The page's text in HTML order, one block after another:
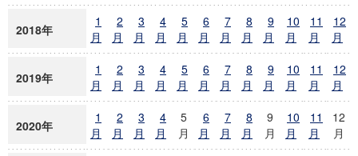
科学研究費補助金研究成果報告書
21世紀COEプログラム
慶應義塾大学グローバルCOEプログラム市民社会ガバナン
博士課程教育リーディングプログラム「超成熟社会発展のサ
学術雑誌掲載論文等(8)
その他
2018年
1
月
2
月
3
月
4
月
5
月
6
月
7
月
8
月
9
月
10
月
11
月
12
月
2019年
1
月
2
月
3
月
4
月
5
月
6
月
7
月
8
月
9
月
10
月
11
月
12
月
2020年
1
月
2
月
3
月
4
月
5
月
6
月
7
月
8
月
9
月
10
月
11
月
12
月